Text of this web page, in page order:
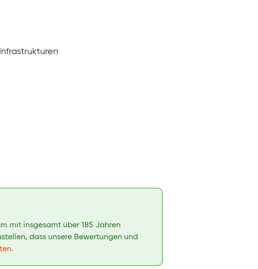
mit insgesamt über 185 Jahren
dass unsere Bewertungen und
.